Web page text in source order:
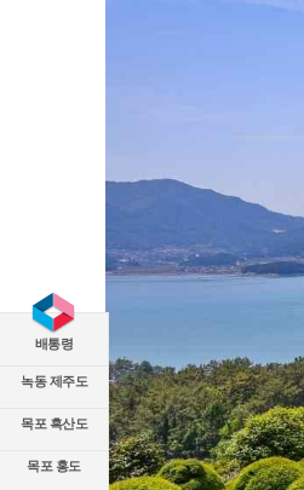
배통령
녹동 제주도
목포 흑산도
목포 홍도